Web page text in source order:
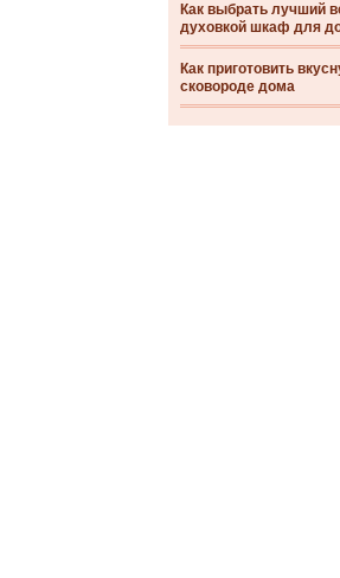
Как выбрать лучший
духовкой шкаф для
Как приготовить
сковороде дома